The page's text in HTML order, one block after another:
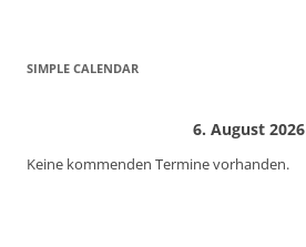
SIMPLE CALENDAR
6. August 2026
Keine kommenden Termine vorhanden.